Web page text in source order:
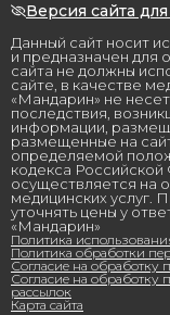
Данный сайт носит
и предназначен для
сайта не должны
сайте, в качестве
«Мандарин» не
последствия,
информации,
размещенные на
определяемой
кодекса
осуществляется на
медицинских услуг.
уточнять цены у
«Мандарин»
Политика
Политика обработки
Согласие на обработку
Согласие на обработку
рассылок
Карта сайта
Версия сайта